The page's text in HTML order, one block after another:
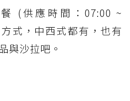
(供應時間：07:00 ~
式，中西式都有，也有
與沙拉吧。